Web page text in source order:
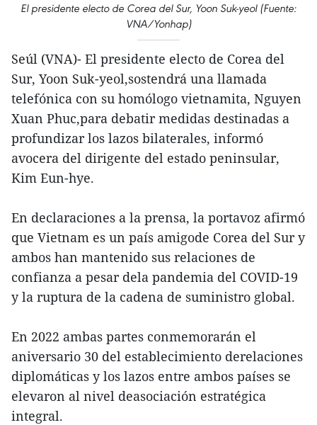
El presidente electo de Corea del Sur, Yoon Suk-yeol (Fuente:
VNA/Yonhap)
Seúl (VNA)- El presidente electo de Corea del
Sur, Yoon Suk-yeol,sostendrá una llamada
telefónica con su homólogo vietnamita, Nguyen
Xuan Phuc,para debatir medidas destinadas a
profundizar los lazos bilaterales, informó
avocera del dirigente del estado peninsular,
Kim Eun-hye.
En declaraciones a la prensa, la portavoz afirmó
que Vietnam es un país amigode Corea del Sur y
ambos han mantenido sus relaciones de
confianza a pesar dela pandemia del COVID-19
y la ruptura de la cadena de suministro global.
En 2022 ambas partes conmemorarán el
aniversario 30 del establecimiento derelaciones
diplomáticas y los lazos entre ambos países se
elevaron al nivel deasociación estratégica
integral.